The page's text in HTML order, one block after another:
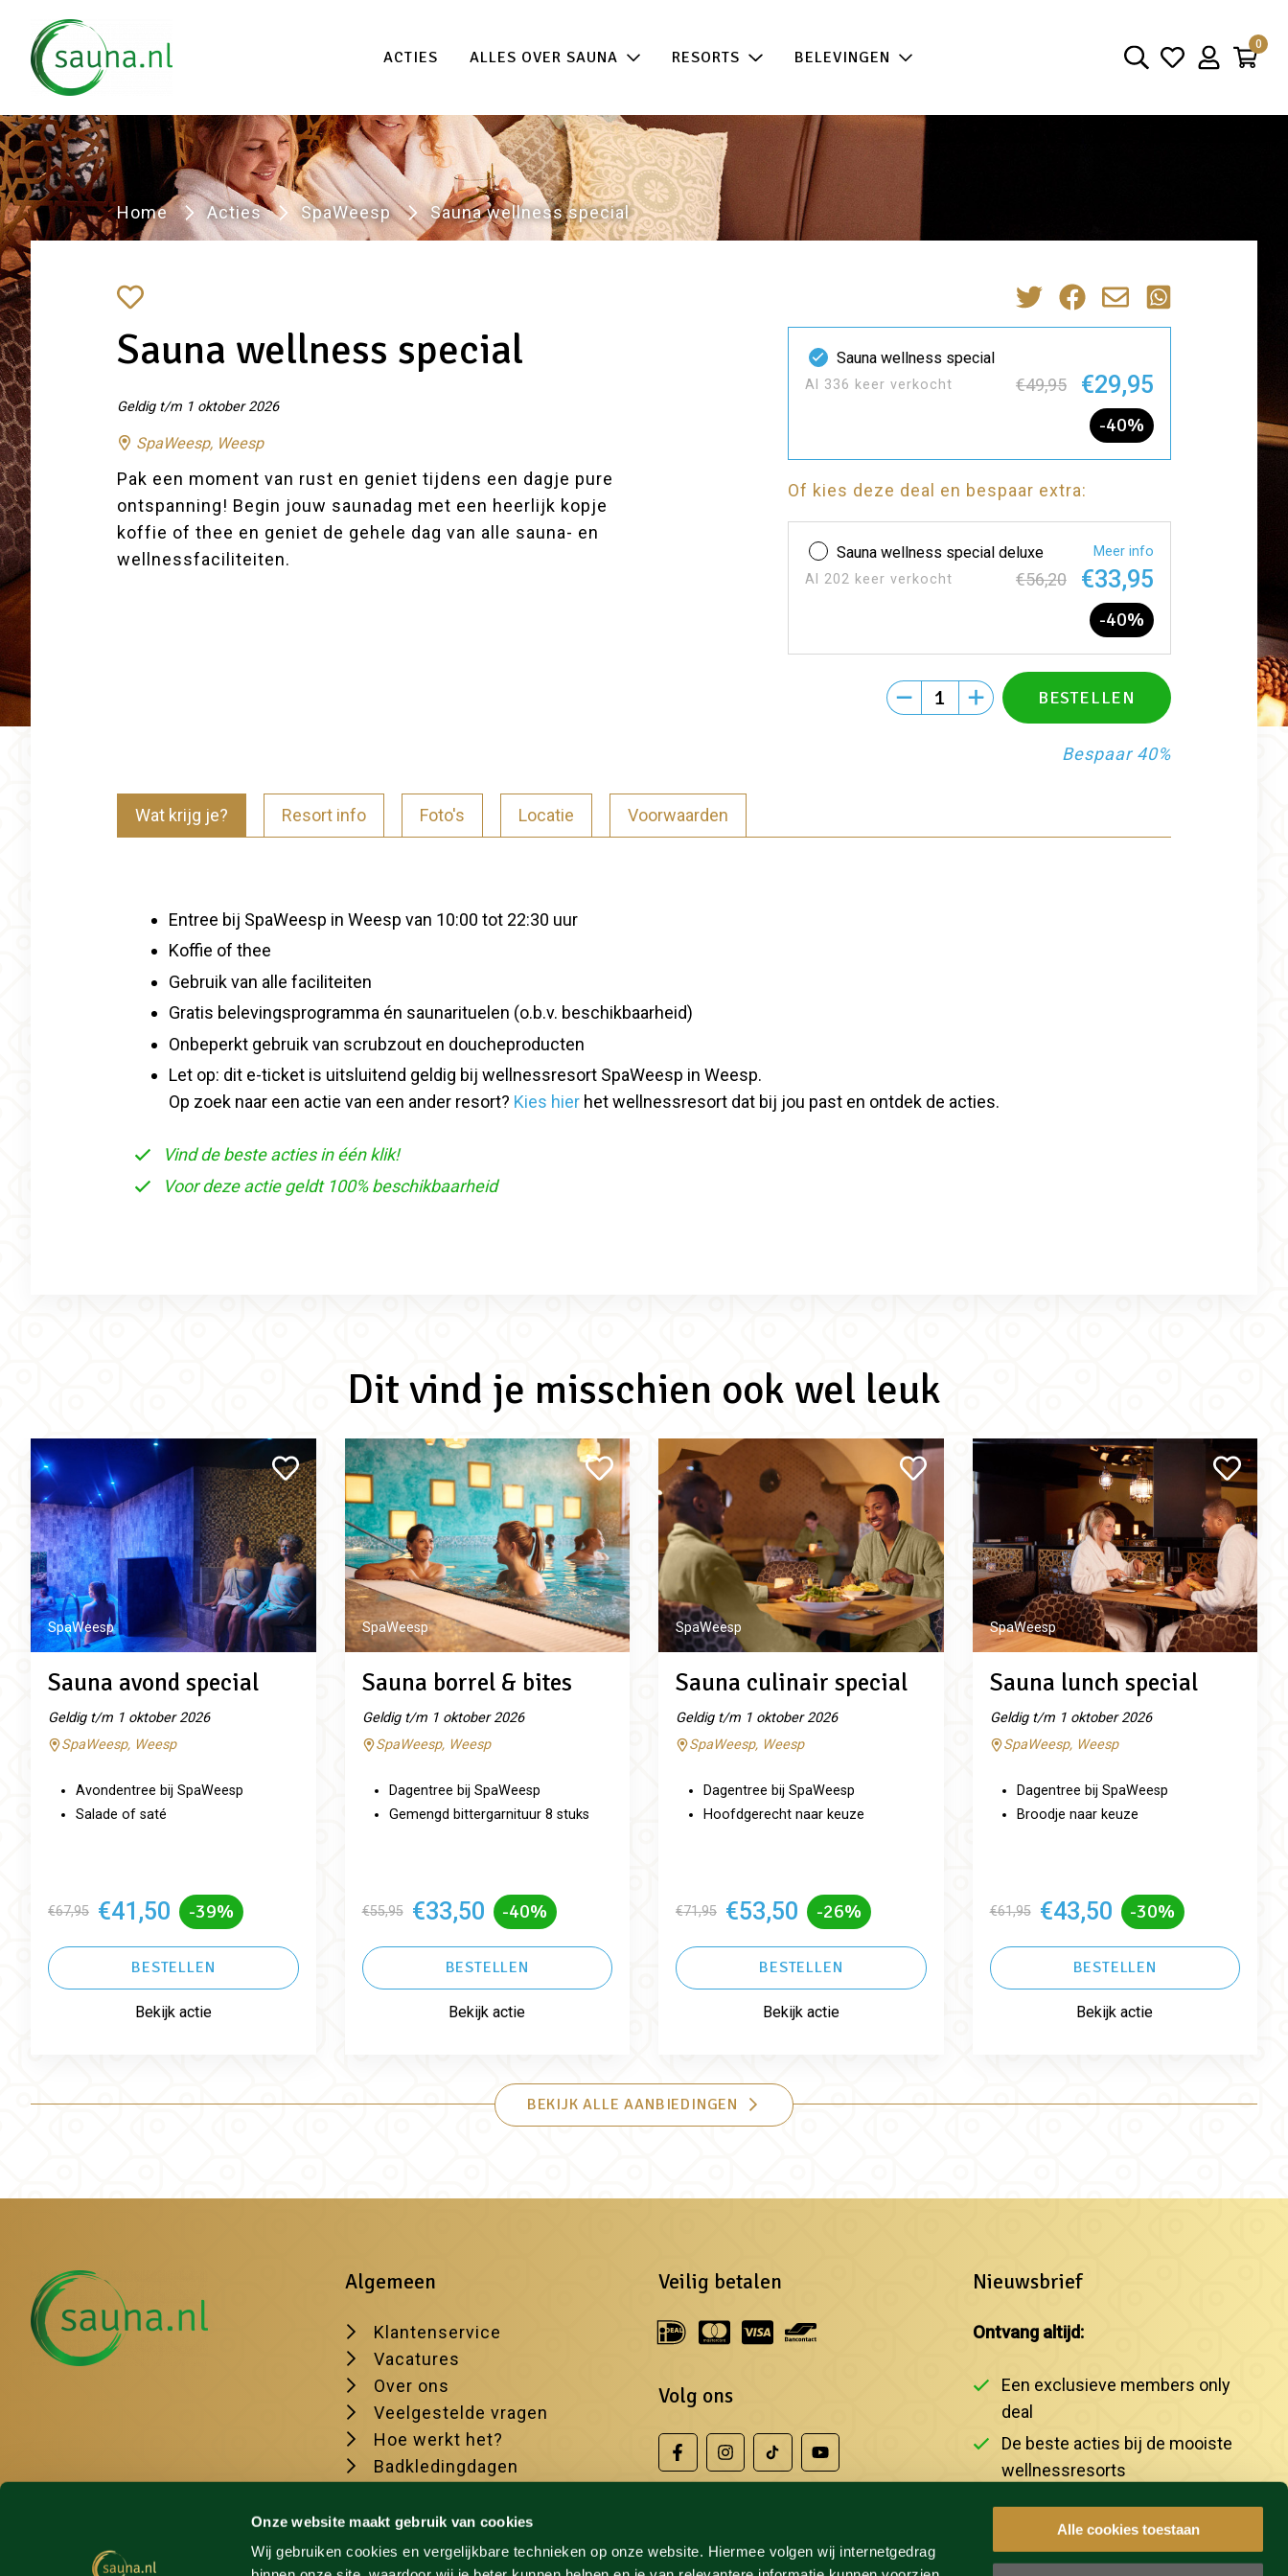
Onze website maakt gebruik van cookies
Wij gebruiken cookies en vergelijkbare technieken op onze website. Hiermee volgen wij internetgedrag
Alle cookies toestaan
ACTIES ALLES OVER SAUNA RESORTS BELEVINGEN
0
Home Acties SpaWeesp Sauna wellness special
Sauna wellness special
Geldig t/m 1 oktober 2026
SpaWeesp, Weesp
Pak een moment van rust en geniet tijdens een dagje pure
ontspanning! Begin jouw saunadag met een heerlijk kopje
koffie of thee en geniet de gehele dag van alle sauna- en
wellnessfaciliteiten.
Sauna wellness special
Al 336 keer verkocht €49,95 €29,95
-40%
Of kies deze deal en bespaar extra:
Sauna wellness special deluxe
Meer info
Al 202 keer verkocht
€56,20 €33,95
-40%
Bespaar 40%
Wat krijg je? Resort info Foto's Locatie Voorwaarden
Entree bij SpaWeesp in Weesp van 10:00 tot 22:30 uur
Koffie of thee
Gebruik van alle faciliteiten
Gratis belevingsprogramma én saunarituelen (o.b.v. beschikbaarheid)
Onbeperkt gebruik van scrubzout en doucheproducten
Let op: dit e-ticket is uitsluitend geldig bij wellnessresort SpaWeesp in Weesp.
Op zoek naar een actie van een ander resort? Kies hier het wellnessresort dat bij jou past en ontdek de acties.
Vind de beste acties in één klik!
Voor deze actie geldt 100% beschikbaarheid
Dit vind je misschien ook wel leuk
SpaWeesp
Sauna avond special
Geldig t/m 1 oktober 2026
SpaWeesp, Weesp
Avondentree bij SpaWeesp
Salade of saté
€67,95 €41,50 -39%
BESTELLEN
Bekijk actie
SpaWeesp
Sauna borrel & bites
Geldig t/m 1 oktober 2026
SpaWeesp, Weesp
Dagentree bij SpaWeesp
Gemengd bittergarnituur 8 stuks
€55,95 €33,50 -40%
BESTELLEN
Bekijk actie
SpaWeesp
Sauna culinair special
Geldig t/m 1 oktober 2026
SpaWeesp, Weesp
Dagentree bij SpaWeesp
Hoofdgerecht naar keuze
€71,95 €53,50 -26%
BESTELLEN
Bekijk actie
SpaWeesp
Sauna lunch special
Geldig t/m 1 oktober 2026
SpaWeesp, Weesp
Dagentree bij SpaWeesp
Broodje naar keuze
€61,95 €43,50 -30%
BESTELLEN
Bekijk actie
BEKIJK ALLE AANBIEDINGEN
Algemeen
Klantenservice
Vacatures
Over ons
Veelgestelde vragen
Hoe werkt het?
Badkledingdagen
Veilig betalen
Volg ons
Nieuwsbrief
Ontvang altijd:
Een exclusieve members only
deal
De beste acties bij de mooiste
wellnessresorts
INSCHRIJVEN